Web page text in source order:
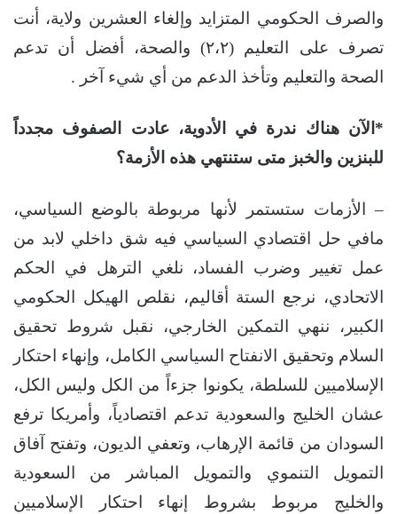
والصرف الحكومي المتزايد وإلغاء العشرين ولاية، أنت
تصرف على التعليم (٢،٢) والصحة، أفضل أن تدعم
الصحة والتعليم وتأخذ الدعم من أي شيء آخر .
*الآن هناك ندرة في الأدوية، عادت الصفوف مجدداً
للبنزين والخبز متى ستنتهي هذه الأزمة؟
– الأزمات ستستمر لأنها مربوطة بالوضع السياسي،
مافي حل اقتصادي السياسي فيه شق داخلي لابد من
عمل تغيير وضرب الفساد، نلغي الترهل في الحكم
الاتحادي، نرجع الستة أقاليم، نقلص الهيكل الحكومي
الكبير، ننهي التمكين الخارجي، نقبل شروط تحقيق
السلام وتحقيق الانفتاح السياسي الكامل، وإنهاء احتكار
الإسلاميين للسلطة، يكونوا جزءاً من الكل وليس الكل،
عشان الخليج والسعودية تدعم اقتصادياً، وأمريكا ترفع
السودان من قائمة الإرهاب، وتعفي الديون، وتفتح آفاق
التمويل التنموي والتمويل المباشر من السعودية
والخليج مربوط بشروط إنهاء احتكار الإسلاميين